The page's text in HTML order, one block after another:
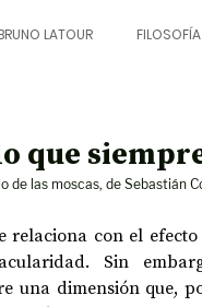
LATOUR FILOSOFÍA
AFUERISMOS POESÍA
que
de las moscas, de Sebastián
relaciona con el
Sin
una dimensión que,